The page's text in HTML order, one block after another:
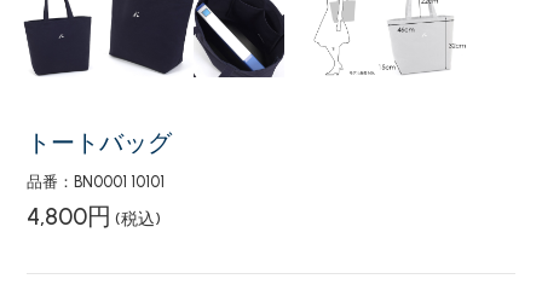
トートバッグ
品番：BN0001 10101
4,800円 (税込)